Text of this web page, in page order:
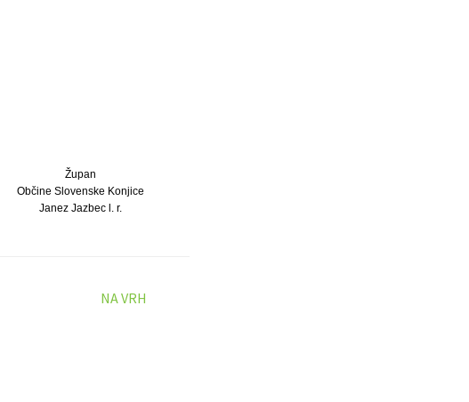
Župan
Občine Slovenske Konjice
Janez Jazbec l. r.
NA VRH